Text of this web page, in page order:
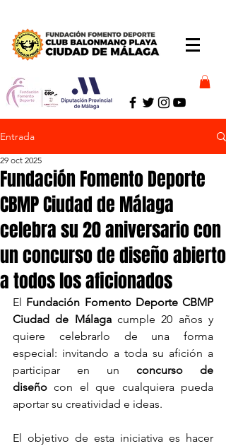
Entrada
Fundación Fomento Deporte
CBMP Ciudad de Málaga
celebra su 20 aniversario con
un concurso de diseño abierto
a todos los aficionados
29 oct 2025
El Fundación Fomento Deporte CBMP
Ciudad de Málaga cumple 20 años y
quiere celebrarlo de una forma
especial: invitando a toda su afición a
participar en un concurso de
diseño con el que cualquiera pueda
aportar su creatividad e ideas.
El objetivo de esta iniciativa es hacer